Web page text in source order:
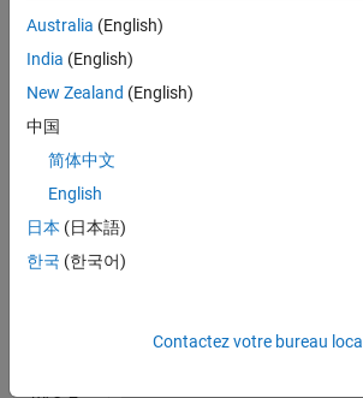
m/s).
"Please
note
that its
not
relative
distance
but
total
Australia (English)
India (English)
New Zealand (English)
中国
简体中文
English
日本 (日本語)
한국 (한국어)
Contactez votre bureau local